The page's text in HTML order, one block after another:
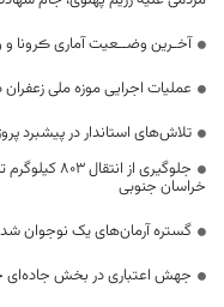
آخـرین وضــعیت آماری ڪرونا
عملیات اجرایی موزه ملی زعفران
تلاش‌های استاندار در پیشبرد
جلوگیری از
خراسان جنوبی
گستره آرمان‌های یک نوجوان
جهش اعتباری در بخش